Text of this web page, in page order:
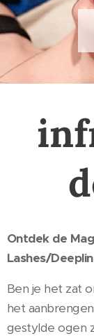
Ontdek de
Lashes/
Ben je het zat
het
gestylde ogen